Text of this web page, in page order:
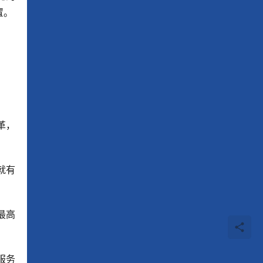
有
高
务